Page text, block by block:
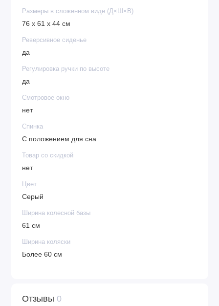
Размеры в сложенном виде (Д×Ш×В)
76 x 61 x 44 см
Реверсивное сиденье
да
Регулировка ручки по высоте
да
Смотровое окно
нет
Спинка
С положением для сна
Товар со скидкой
нет
Цвет
Серый
Ширина колесной базы
61 см
Ширина коляски
Более 60 см
Отзывы 0